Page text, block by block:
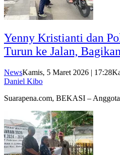
Yenny Kristianti dan
Turun ke Jalan,
NewsKamis, 5 Maret 2026 | 17:28
Daniel Kibo
Suarapena.com, BEKASI –